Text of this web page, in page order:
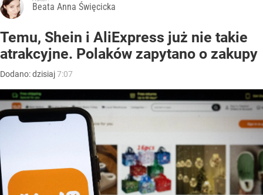
Beata Anna Święcicka
Temu, Shein i AliExpress już nie takie
atrakcyjne. Polaków zapytano o zakupy
Dodano:dzisiaj7:07